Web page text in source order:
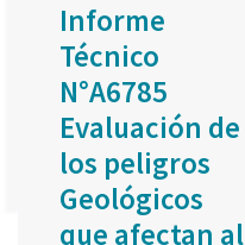
Informe
Técnico
N°A6785
Evaluación de
los peligros
Geológicos
que afectan al